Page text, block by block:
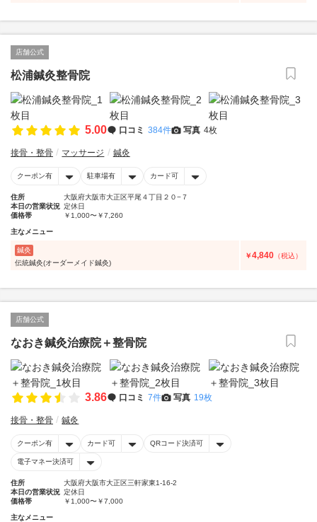
店舗公式
松浦鍼灸整骨院
5.00 口コミ 384件 写真 4枚
接骨・整骨 マッサージ 鍼灸
クーポン有 駐車場有 カード可
住所
大阪府大阪市大正区平尾４丁目２０−７
本日の営業状況 定休日
価格帯
￥1,000〜￥7,260
主なメニュー
鍼灸
伝統鍼灸(オーダーメイド鍼灸)
￥4,840 （税込）
店舗公式
なおき鍼灸治療院＋整骨院
3.86 口コミ 7件 写真 19枚
接骨・整骨 鍼灸
クーポン有 カード可 QRコード決済可
電子マネー決済可
住所
大阪府大阪市大正区三軒家東1-16-2
本日の営業状況 定休日
価格帯
￥1,000〜￥7,000
主なメニュー